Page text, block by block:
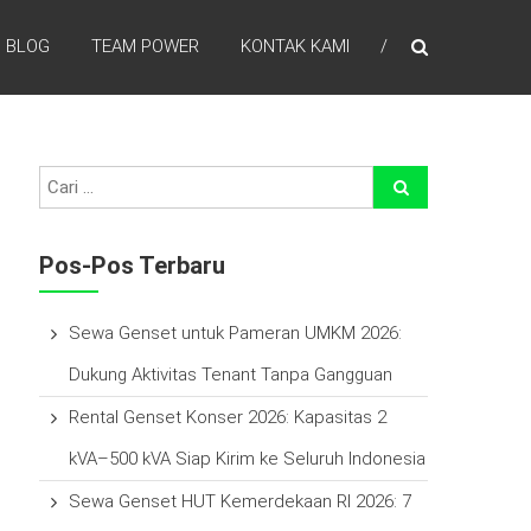
BLOG TEAM POWER KONTAK KAMI
Pos-Pos Terbaru
Sewa Genset untuk Pameran UMKM 2026:
Dukung Aktivitas Tenant Tanpa Gangguan
Rental Genset Konser 2026: Kapasitas 2
kVA–500 kVA Siap Kirim ke Seluruh Indonesia
Sewa Genset HUT Kemerdekaan RI 2026: 7